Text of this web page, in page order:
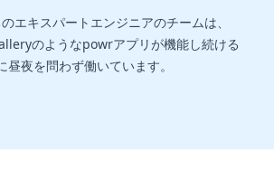
エキスパートエンジニアのチームは、
のようなpowrアプリが機能し続ける
昼夜を問わず働いています。